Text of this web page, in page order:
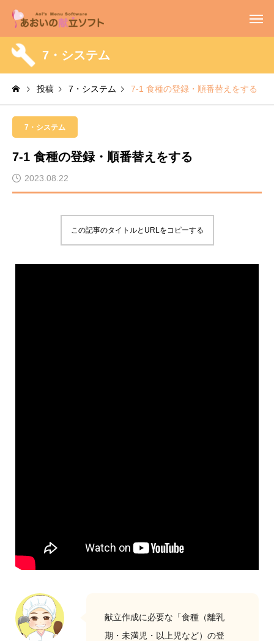
7・システム
投稿 7・システム 7-1 食種の登録・順番替えをする
7・システム
7-1 食種の登録・順番替えをする
2023.08.22
この記事のタイトルとURLをコピーする
献立作成に必要な「食種（離乳
期・未満児・以上児など）の登